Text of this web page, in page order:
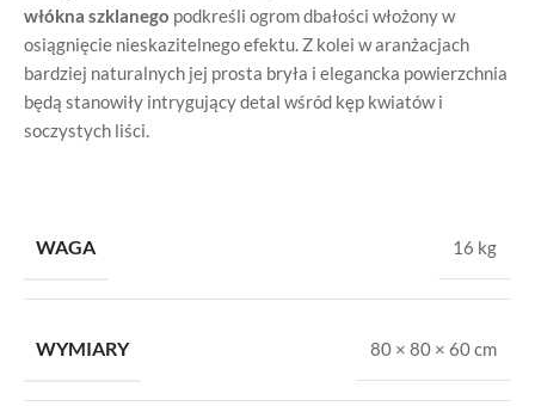
włókna szklanego podkreśli ogrom dbałości włożony w
osiągnięcie nieskazitelnego efektu. Z kolei w aranżacjach
bardziej naturalnych jej prosta bryła i elegancka powierzchnia
będą stanowiły intrygujący detal wśród kęp kwiatów i
soczystych liści.
WAGA 16 kg
WYMIARY 80 × 80 × 60 cm